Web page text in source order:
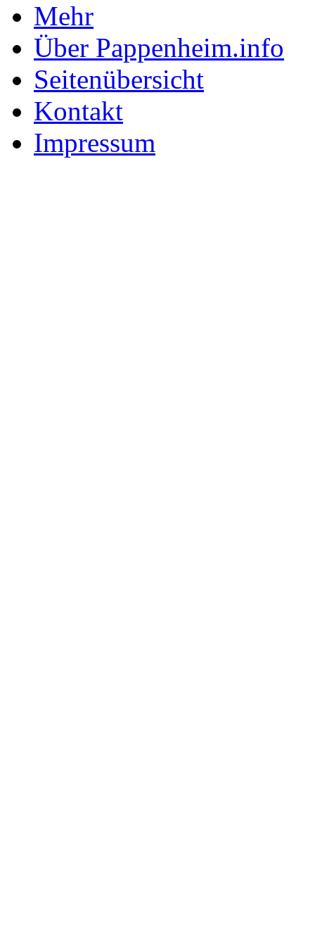
Mehr
Über Pappenheim.info
Seitenübersicht
Kontakt
Impressum